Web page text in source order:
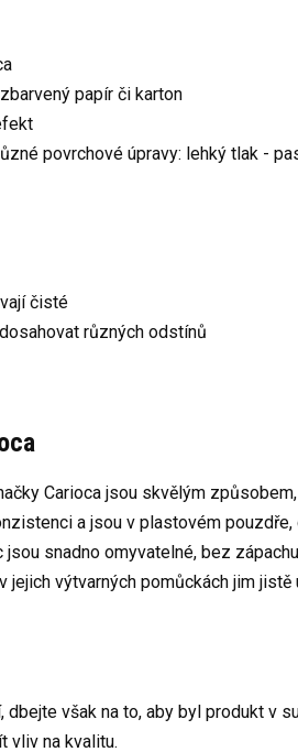
papír či karton
povrchové úpravy: lehký tlak -
čisté
různých odstínů
Carioca jsou skvělým
a jsou v plastovém
snadno omyvatelné, bez
jejich výtvarných pomůckách jim
však na to, aby byl produkt v
vliv na kvalitu.